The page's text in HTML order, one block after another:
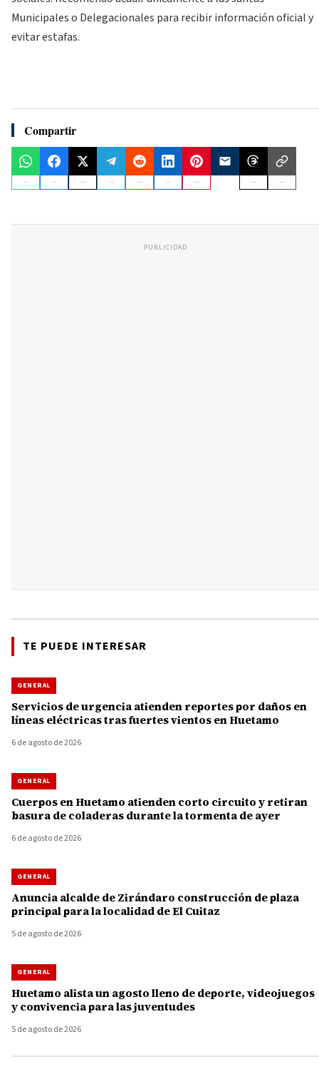
Municipales o Delegacionales para recibir información oficial y
evitar estafas.
Compartir
PUBLICIDAD
TE PUEDE INTERESAR
GENERAL
Servicios de urgencia atienden reportes por daños en
líneas eléctricas tras fuertes vientos en Huetamo
6 de agosto de 2026
GENERAL
Cuerpos en Huetamo atienden corto circuito y retiran
basura de coladeras durante la tormenta de ayer
6 de agosto de 2026
GENERAL
Anuncia alcalde de Zirándaro construcción de plaza
principal para la localidad de El Cuitaz
5 de agosto de 2026
GENERAL
Huetamo alista un agosto lleno de deporte, videojuegos
y convivencia para las juventudes
5 de agosto de 2026